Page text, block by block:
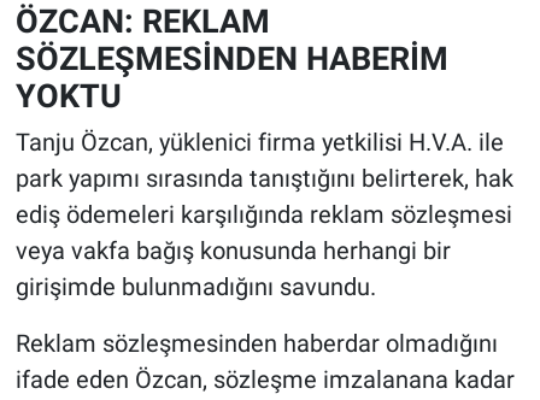
ÖZCAN: REKLAM
SÖZLEŞMESİNDEN HABERİM
YOKTU
Tanju Özcan, yüklenici firma yetkilisi H.V.A. ile
park yapımı sırasında tanıştığını belirterek, hak
ediş ödemeleri karşılığında reklam sözleşmesi
veya vakfa bağış konusunda herhangi bir
girişimde bulunmadığını savundu.
Reklam sözleşmesinden haberdar olmadığını
ifade eden Özcan, sözleşme imzalanana kadar